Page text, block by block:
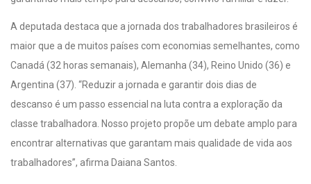
A deputada destaca que a jornada dos trabalhadores brasileiros é
maior que a de muitos países com economias semelhantes, como
Canadá (32 horas semanais), Alemanha (34), Reino Unido (36) e
Argentina (37). “Reduzir a jornada e garantir dois dias de
descanso é um passo essencial na luta contra a exploração da
classe trabalhadora. Nosso projeto propõe um debate amplo para
encontrar alternativas que garantam mais qualidade de vida aos
trabalhadores”, afirma Daiana Santos.